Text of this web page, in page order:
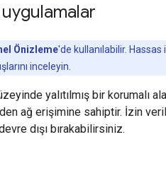
Önizleme'de kullanılabilir. Hassas
inceleyin.
yalıtılmış bir korumalı
ağ erişimine sahiptir. İzin
dışı bırakabilirsiniz.